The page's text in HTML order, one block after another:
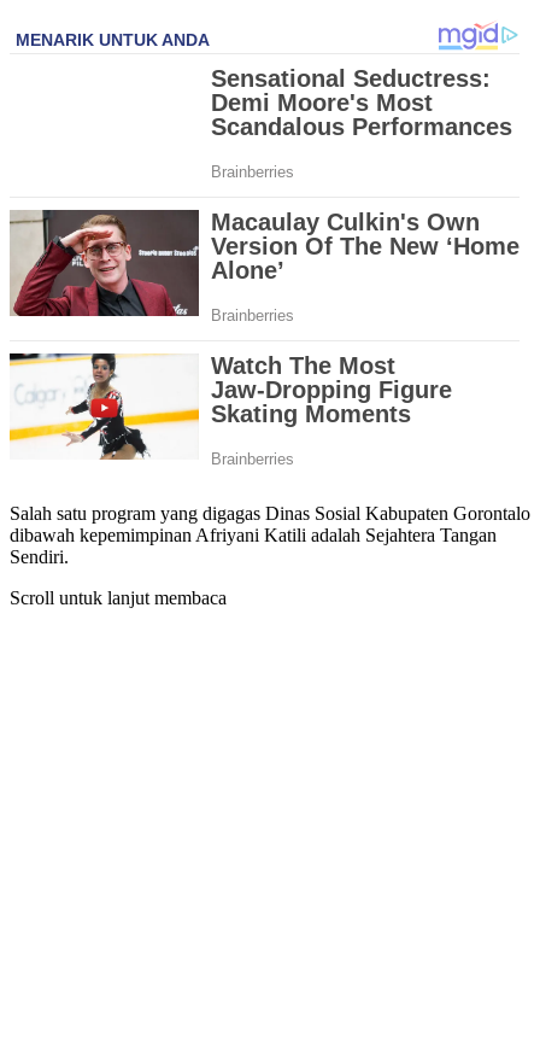
Salah satu program yang digagas Dinas Sosial Kabupaten Gorontalo
dibawah kepemimpinan Afriyani Katili adalah Sejahtera Tangan
Sendiri.
Scroll untuk lanjut membaca